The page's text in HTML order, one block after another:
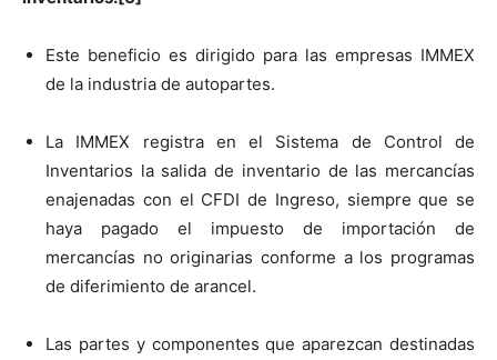
Este beneficio es dirigido para las empresas IMMEX
de la industria de autopartes.
La IMMEX registra en el Sistema de Control de
Inventarios la salida de inventario de las mercancías
enajenadas con el CFDI de Ingreso, siempre que se
haya pagado el impuesto de importación de
mercancías no originarias conforme a los programas
de diferimiento de arancel.
Las partes y componentes que aparezcan destinadas